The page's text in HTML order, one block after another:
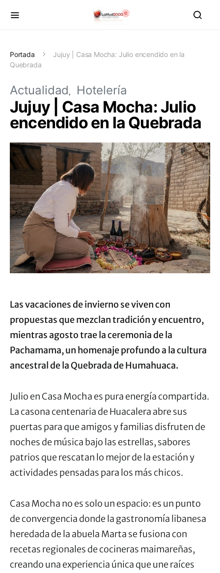
Portada
Jujuy | Casa Mocha: Julio encendido en la
Quebrada
Actualidad Hotelería
Jujuy | Casa Mocha: Julio
encendido en la Quebrada
Las vacaciones de invierno se viven con
propuestas que mezclan tradición y encuentro,
mientras agosto trae la ceremonia de la
Pachamama, un homenaje profundo a la cultura
ancestral de la Quebrada de Humahuaca.
Julio en Casa Mocha es pura energía compartida.
La casona centenaria de Huacalera abre sus
puertas para que amigos y familias disfruten de
noches de música bajo las estrellas, sabores
patrios que rescatan lo mejor de la estación y
actividades pensadas para los más chicos.
Casa Mocha no es solo un espacio: es un punto
de convergencia donde la gastronomía libanesa
heredada de la abuela Marta se fusiona con
recetas regionales de cocineras maimareñas,
creando una experiencia única que une raíces